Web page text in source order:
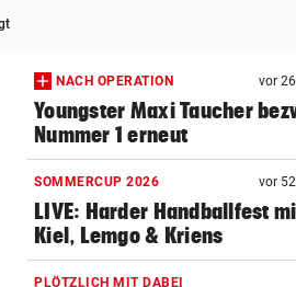
NACH OPERATION vor
Youngster Maxi Taucher
Nummer 1 erneut
SOMMERCUP 2026 vor
LIVE: Harder Handballfest
Kiel, Lemgo & Kriens
PLÖTZLICH MIT DABEI